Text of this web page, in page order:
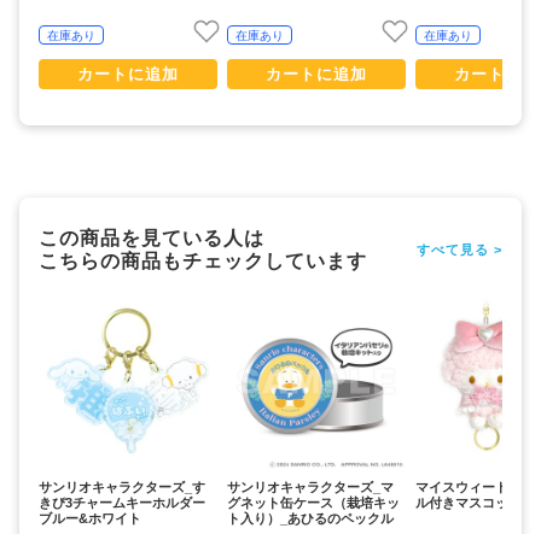
在庫あり
カートに追加
在庫あり
カートに追加
在庫あり
カートに
この商品を見ている人は
こちらの商品もチェックしています
すべて見る >
サンリオキャラクターズ_す
きぴ3チャームキーホルダー
ブルー&ホワイト
サンリオキャラクターズ_マ
グネット缶ケース（栽培キッ
ト入り）_あひるのペックル
マイスウィートピア
ル付きマスコット ピ